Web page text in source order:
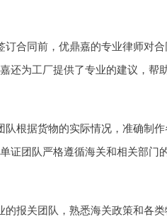
订合同前，优鼎嘉的专业律师对
还为工厂提供了专业的建议，帮
队根据货物的实际情况，准确制
证团队严格遵循海关和相关部门
的报关团队，熟悉海关政策和各